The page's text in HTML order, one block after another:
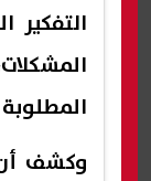
التفكير